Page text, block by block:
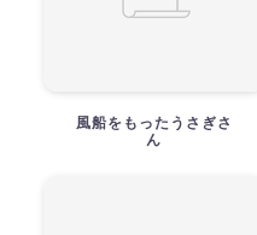
風船をもったうさぎさ
ん